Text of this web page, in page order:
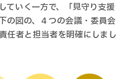
ていく一方で、「見守り支援
の図の、４つの会議・委員会
任者と担当者を明確にしまし